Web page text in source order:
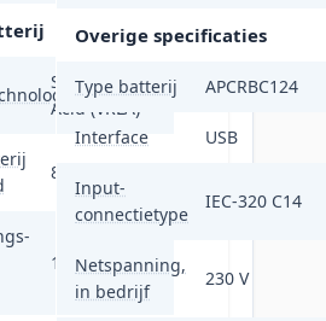
Sealed Lead
Acid (VRLA)
8 uur
1
Overige specificaties
Type batterij APCRBC124
Interface USB
Input-
connectietype
IEC-320 C14
Netspanning,
in bedrijf
230 V